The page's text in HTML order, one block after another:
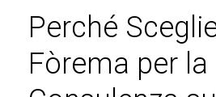
Perché
Fòrema per la